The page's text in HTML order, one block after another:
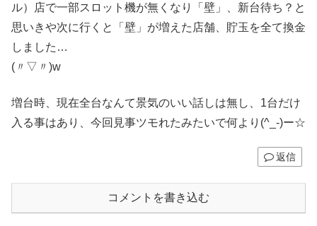
ル）店で一部スロット機が無くなり「壁」、新台待ち？と
思いきや次に行くと「壁」が増えた店舗、貯玉を全て換金
しました…
(〃▽〃)w
増台時、現在全台なんて景気のいい話しは無し、1台だけ
入る事はあり、今回見事ツモれたみたいで何より(^_-)ー☆
返信
コメントを書き込む